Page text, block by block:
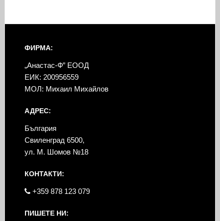
ФИРМА:
„Анастас-Ф” ЕООД
ЕИК: 200956559
МОЛ: Михаил Михайлов
АДРЕС:
България
Свиленград 6500,
ул. М. Шомов №18
КОНТАКТИ:
+359 878 123 079
ПИШЕТЕ НИ: